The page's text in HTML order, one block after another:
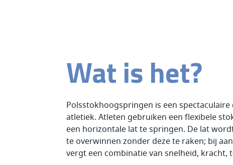
Wat is het?
Polsstokhoogspringen is een
atletiek. Atleten gebruiken een flexibele
een horizontale lat te springen. De lat
te overwinnen zonder deze te raken; bij
vergt een combinatie van snelheid, kracht,